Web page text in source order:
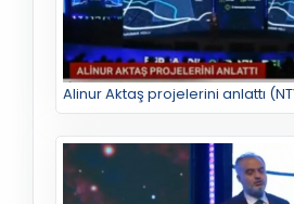
Alinur Aktaş projelerini anlattı